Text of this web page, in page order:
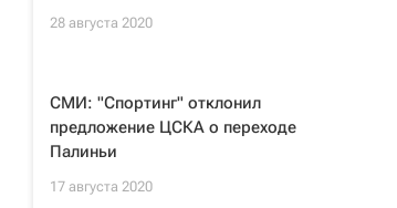
28 августа 2020
СМИ: "Спортинг" отклонил
предложение ЦСКА о переходе
Палиньи
17 августа 2020